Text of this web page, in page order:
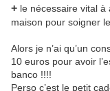
+ le nécessaire vital
maison pour soigner
Alors je n’ai qu’un
10 euros pour avoir
banco !!!!
Perso c’est le petit